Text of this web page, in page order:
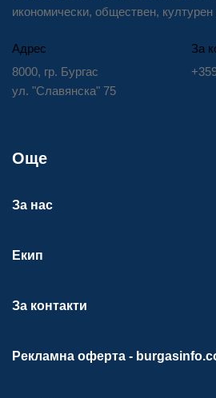
икономически, обществен, културен
Адрес
8000, гр. Бургас
ул. "Славянска" 75
За
Още
За нас
Екип
За контакти
Рекламна оферта -